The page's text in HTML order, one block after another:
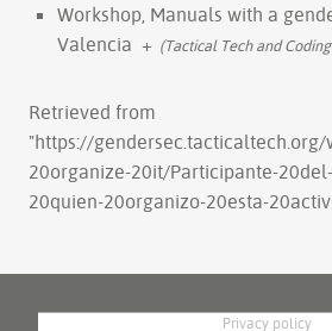
Workshop, Manuals with a
Valencia + (Tactical Tech and
Retrieved from
"https://
20organize-20it/Participante-
20quien-20organizo-20esta-
Privacy policy